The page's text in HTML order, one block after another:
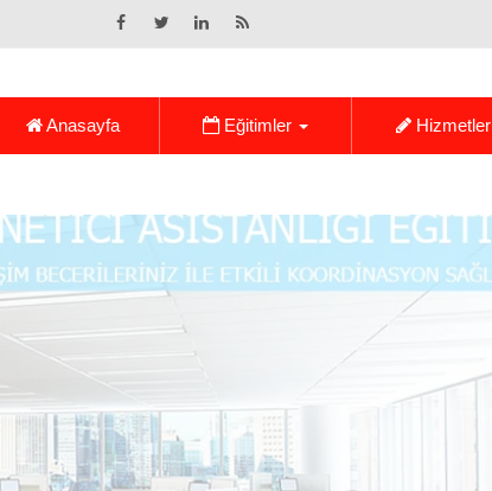
Anasayfa Eğitimler Hizmetler